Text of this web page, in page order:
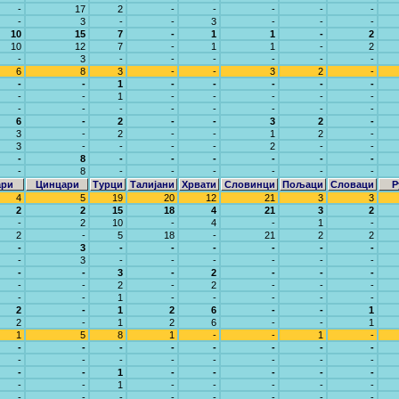
- 17 2 - - - -
-
- 3 - - 3 - -
-
10 15 7 - 1 1 -
2
10 12 7 - 1 1 -
2
- 3 - - - - -
-
6 8 3 - - 3 2
-
- - 1 - - - -
-
- - 1 - - - -
-
- - - - - - -
-
6 - 2 - - 3 2
-
3 - 2 - - 1 2
-
3 - - - - 2 -
-
- 8 - - - - -
-
- 8 - - - - -
-
Цинцари Турци Талијани Хрвати Словинци Пољаци Словаци
4 5 19 20 12 21 3
3
2 2 15 18 4 21 3
2
- 2 10 - 4 - 1
-
2 - 5 18 - 21 2
2
- 3 - - - - -
-
- 3 - - - - -
-
- - 3 - 2 - -
-
- - 2 - 2 - -
-
- - 1 - - - -
-
2 - 1 2 6 - -
1
2 - 1 2 6 - -
1
1 5 8 1 - - 1
-
- - - - - - -
-
- - - - - - -
-
- - 1 - - - -
-
- - 1 - - - -
-